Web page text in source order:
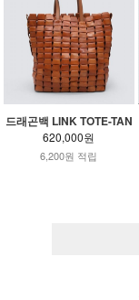
드래곤백 LINK TOTE-TAN
620,000원
6,200원 적립